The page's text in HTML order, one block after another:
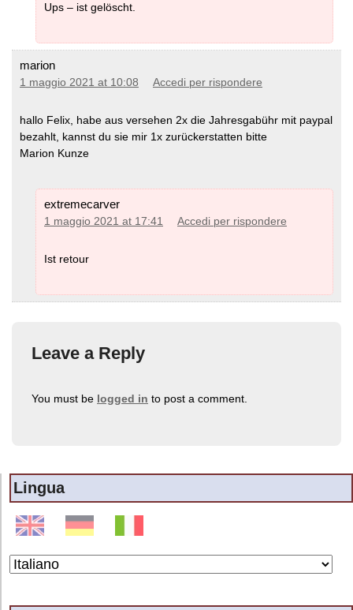
Ups – ist gelöscht.
marion
1 maggio 2021 at 10:08 Accedi per rispondere
hallo Felix, habe aus versehen 2x die Jahresgabühr mit paypal
bezahlt, kannst du sie mir 1x zurückerstatten bitte
Marion Kunze
extremecarver
1 maggio 2021 at 17:41 Accedi per rispondere
Ist retour
Leave a Reply
You must be logged in to post a comment.
Lingua